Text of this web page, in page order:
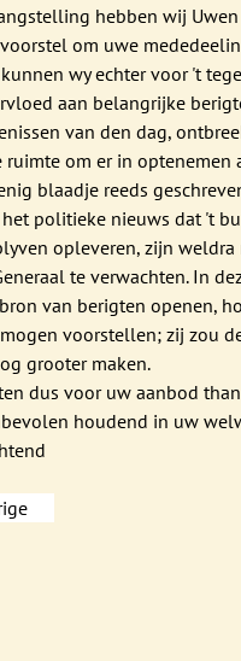
hebben wij
om uwe
wy echter voor 't
aan belangrijke
van den dag,
ruimte om er in
blaadje reeds
het politieke nieuws dat 't
opleveren, zijn
te verwachten. In
van berigten openen,
voorstellen; zij zou
grooter maken.
dus voor uw aanbod
houdend in uw